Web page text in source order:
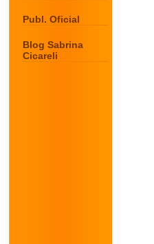
Publ. Oficial
Blog Sabrina
Cicareli